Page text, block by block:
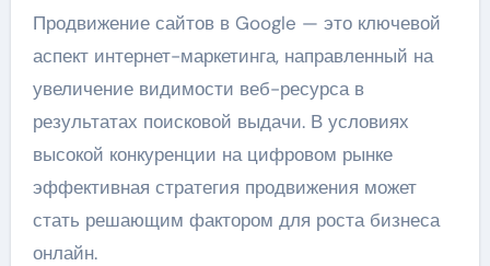
Продвижение сайтов в Google — это ключевой
аспект интернет-маркетинга, направленный на
увеличение видимости веб-ресурса в
результатах поисковой выдачи. В условиях
высокой конкуренции на цифровом рынке
эффективная стратегия продвижения может
стать решающим фактором для роста бизнеса
онлайн.